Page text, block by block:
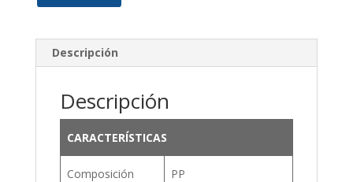
Descripción
Descripción
CARACTERÍSTICAS
Composición PP